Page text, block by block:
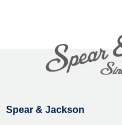
Spear & Jackson